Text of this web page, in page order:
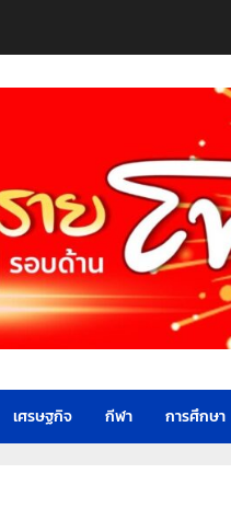
เศรษฐกิจ กีฬา การศึกษา